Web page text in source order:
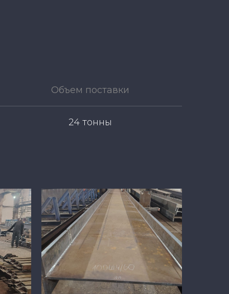
Объем поставки
24 тонны